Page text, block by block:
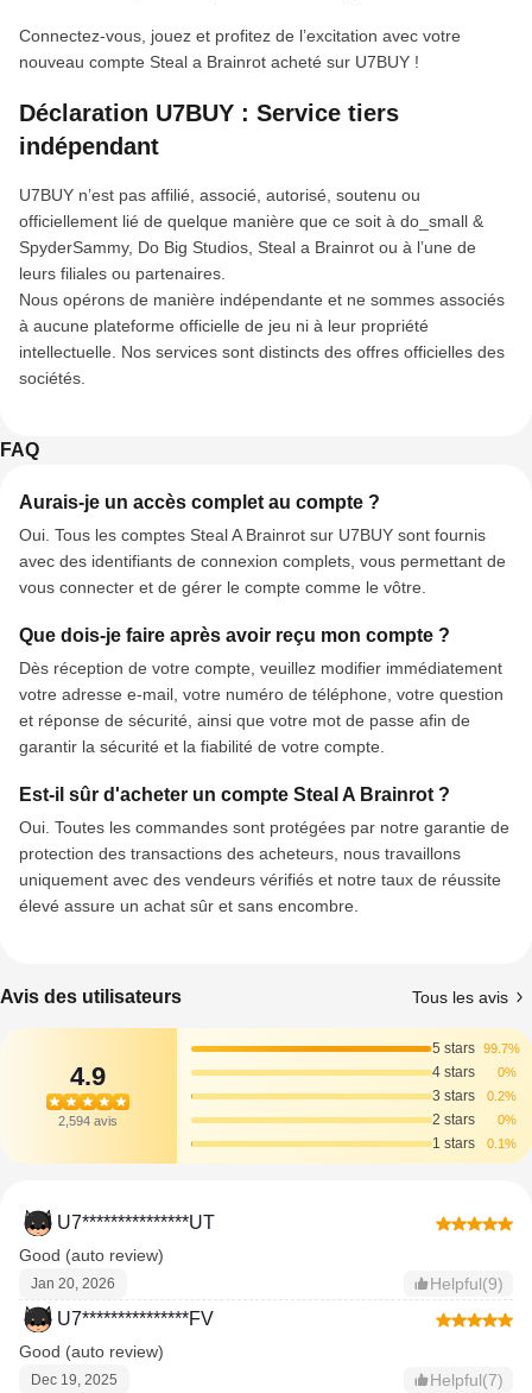
Connectez-vous, jouez et profitez de l’excitation avec votre
nouveau compte Steal a Brainrot acheté sur U7BUY !
Déclaration U7BUY : Service tiers
indépendant
U7BUY n’est pas affilié, associé, autorisé, soutenu ou
officiellement lié de quelque manière que ce soit à do_small &
SpyderSammy, Do Big Studios, Steal a Brainrot ou à l’une de
leurs filiales ou partenaires.
Nous opérons de manière indépendante et ne sommes associés
à aucune plateforme officielle de jeu ni à leur propriété
intellectuelle. Nos services sont distincts des offres officielles des
sociétés.
FAQ
Aurais-je un accès complet au compte ?
Oui. Tous les comptes Steal A Brainrot sur U7BUY sont fournis
avec des identifiants de connexion complets, vous permettant de
vous connecter et de gérer le compte comme le vôtre.
Que dois-je faire après avoir reçu mon compte ?
Dès réception de votre compte, veuillez modifier immédiatement
votre adresse e-mail, votre numéro de téléphone, votre question
et réponse de sécurité, ainsi que votre mot de passe afin de
garantir la sécurité et la fiabilité de votre compte.
Est-il sûr d'acheter un compte Steal A Brainrot ?
Oui. Toutes les commandes sont protégées par notre garantie de
protection des transactions des acheteurs, nous travaillons
uniquement avec des vendeurs vérifiés et notre taux de réussite
élevé assure un achat sûr et sans encombre.
Avis des utilisateurs Tous les avis
4.9
2,594 avis
5 stars 99.7%
4 stars 0%
3 stars 0.2%
2 stars 0%
1 stars 0.1%
U7***************UT
Good (auto review)
Jan 20, 2026 Helpful(9)
U7***************FV
Good (auto review)
Dec 19, 2025 Helpful(7)